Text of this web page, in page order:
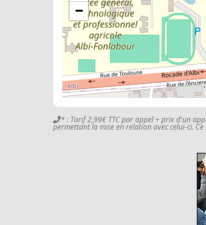
−
* : Tarif 2,99€ TTC par appel + prix d'un
permettant la mise en relation avec celui-ci.